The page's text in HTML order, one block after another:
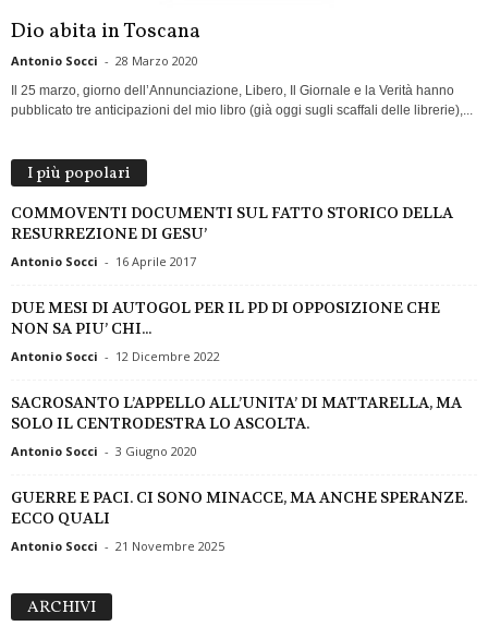
Dio abita in Toscana
Antonio Socci - 28 Marzo 2020
Il 25 marzo, giorno dell’Annunciazione, Libero, Il Giornale e la Verità hanno
pubblicato tre anticipazioni del mio libro (già oggi sugli scaffali delle librerie),...
I più popolari
COMMOVENTI DOCUMENTI SUL FATTO STORICO DELLA
RESURREZIONE DI GESU’
Antonio Socci - 16 Aprile 2017
DUE MESI DI AUTOGOL PER IL PD DI OPPOSIZIONE CHE
NON SA PIU’ CHI...
Antonio Socci - 12 Dicembre 2022
SACROSANTO L’APPELLO ALL’UNITA’ DI MATTARELLA, MA
SOLO IL CENTRODESTRA LO ASCOLTA.
Antonio Socci - 3 Giugno 2020
GUERRE E PACI. CI SONO MINACCE, MA ANCHE SPERANZE.
ECCO QUALI
Antonio Socci - 21 Novembre 2025
ARCHIVI